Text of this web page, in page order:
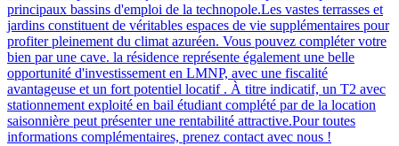
principaux bassins d'emploi de la technopole.Les vastes terrasses et
jardins constituent de véritables espaces de vie supplémentaires pour
profiter pleinement du climat azuréen. Vous pouvez compléter votre
bien par une cave. la résidence représente également une belle
opportunité d'investissement en LMNP, avec une fiscalité
avantageuse et un fort potentiel locatif . À titre indicatif, un T2 avec
stationnement exploité en bail étudiant complété par de la location
saisonnière peut présenter une rentabilité attractive.Pour toutes
informations complémentaires, prenez contact avec nous !